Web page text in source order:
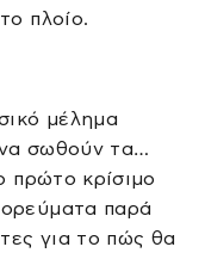
πλοίο.
μέλημα
σωθούν τα…
πρώτο κρίσιμο
παρά
για το πώς θα